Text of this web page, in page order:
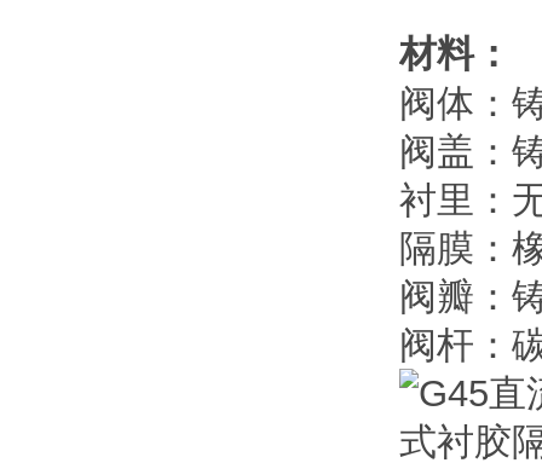
材料：
阀体：
阀盖：
衬里：
隔膜：
阀瓣：
阀杆：